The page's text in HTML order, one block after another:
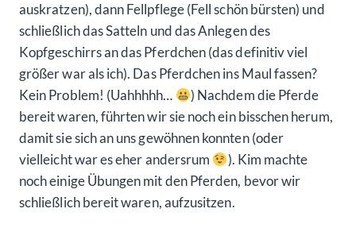
auskratzen), dann Fellpflege (Fell schön bürsten) und
schließlich das Satteln und das Anlegen des
Kopfgeschirrs an das Pferdchen (das definitiv viel
größer war als ich). Das Pferdchen ins Maul fassen?
Kein Problem! (Uahhhhh…
) Nachdem die Pferde
bereit waren, führten wir sie noch ein bisschen herum,
damit sie sich an uns gewöhnen konnten (oder
vielleicht war es eher andersrum
). Kim machte
noch einige Übungen mit den Pferden, bevor wir
schließlich bereit waren, aufzusitzen.